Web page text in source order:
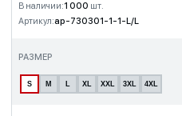
В наличии:1 000 шт.
Артикул:ap-730301-1-1-L/L
РАЗМЕР
S M L XL XXL 3XL 4XL